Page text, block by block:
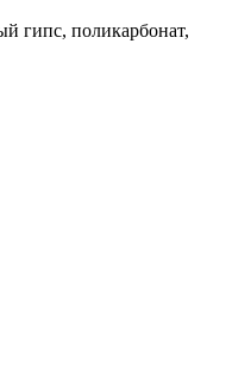
гипс, поликарбонат,